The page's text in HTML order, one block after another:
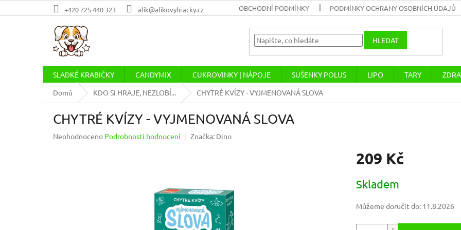
na
+420 725 440 323 alik@alikovyhracky.cz OBCHODNÍ PODMÍNKY PODMÍNKY OCHRANY OSOBNÍCH ÚDAJŮ
HLEDAT
SLADKÉ KRABIČKY CANDYMIX CUKROVINKY | NÁPOJE SUŠENKY POLUS LIPO TARY
Domů
KDO SI HRAJE, NEZLOBÍ... CHYTRÉ KVÍZY - VYJMENOVANÁ SLOVA
CHYTRÉ KVÍZY - VYJMENOVANÁ SLOVA
Průměrné
Neohodnoceno Podrobnosti hodnocení Značka: Dino
209 Kč
cena:
Skladem
Můžeme doručit do: 11.8.2026